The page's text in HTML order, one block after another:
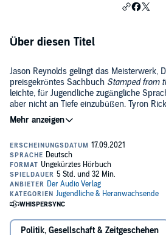
Über diesen Titel
Jason Reynolds gelingt das Meisterwerk,
preisgekröntes Sachbuch Stamped from
leichte, für Jugendliche zugängliche
aber nicht an Tiefe einzubüßen. Tyron
würde ein Freund die Geschichte des
erzählen.
©2021 dtv Verlagsgesellschaft mbH & Co.
Politik, Gesellschaft & Zeitgeschehen